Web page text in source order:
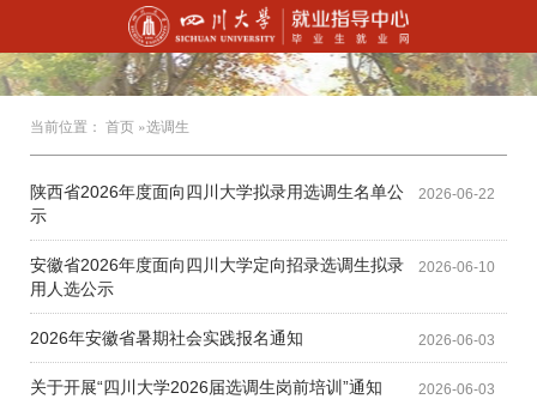
当前位置： 首页 »选调生
2026-06-22
陕西省2026年度面向四川大学拟录用选调生名单公
示
2026-06-10
安徽省2026年度面向四川大学定向招录选调生拟录
用人选公示
2026-06-03
2026年安徽省暑期社会实践报名通知
2026-06-03
关于开展“四川大学2026届选调生岗前培训”通知